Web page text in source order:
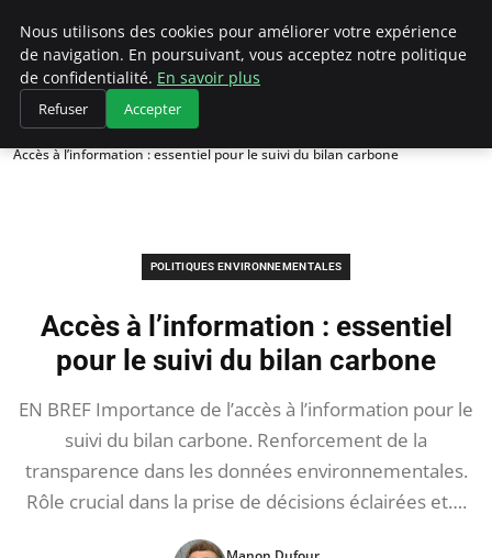
Climategatecountryclub.com
Accueil
Politiques environnementales
Accès à l’information : essentiel pour le suivi du bilan carbone
POLITIQUES ENVIRONNEMENTALES
Accès à l’information : essentiel
pour le suivi du bilan carbone
EN BREF Importance de l’accès à l’information pour le
suivi du bilan carbone. Renforcement de la
transparence dans les données environnementales.
Rôle crucial dans la prise de décisions éclairées et….
Nous utilisons des cookies pour améliorer votre expérience
de navigation. En poursuivant, vous acceptez notre politique
de confidentialité. En savoir plus
Refuser Accepter